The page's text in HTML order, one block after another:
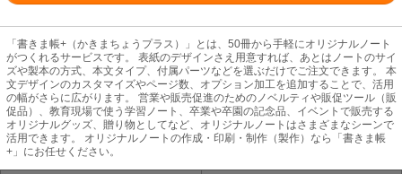
「書きま帳+（かきまちょうプラス）」とは、50冊から手軽にオリジナルノート
がつくれるサービスです。 表紙のデザインさえ用意すれば、あとはノートのサイ
ズや製本の方式、本文タイプ、付属パーツなどを選ぶだけでご注文できます。 本
文デザインのカスタマイズやページ数、オプション加工を追加することで、活用
の幅がさらに広がります。 営業や販売促進のためのノベルティや販促ツール（販
促品）、教育現場で使う学習ノート、卒業や卒園の記念品、イベントで販売する
オリジナルグッズ、贈り物としてなど、オリジナルノートはさまざまなシーンで
活用できます。 オリジナルノートの作成・印刷・制作（製作）なら「書きま帳
+」にお任せください。